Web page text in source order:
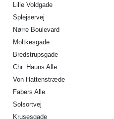
Lille Voldgade
Splejservej
Nørre Boulevard
Moltkesgade
Bredstrupsgade
Chr. Hauns Alle
Von Hattenstræde
Fabers Alle
Solsortvej
Krusesgade